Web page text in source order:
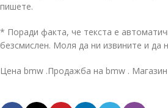
пишете.
* Поради факта, че текста е
безсмислен. Моля да ни извините и да
Цена bmw .Продажба на bmw .